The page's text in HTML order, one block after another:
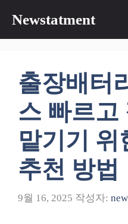
츠
Newstatment
출장배터
스 빠르고
맡기기 위
추천 방법
9월 16, 2025 작성자: